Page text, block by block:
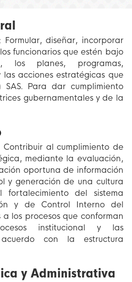
Formular, diseñar, incorporar
funcionarios que estén bajo
los planes, programas,
acciones estratégicas que
SAS. Para dar cumplimiento
gubernamentales y de la
al cumplimiento de
mediante la evaluación,
oportuna de información
y generación de una cultura
del sistema
y de Control Interno del
los procesos que conforman
institucional y las
con la estructura
y Administrativa